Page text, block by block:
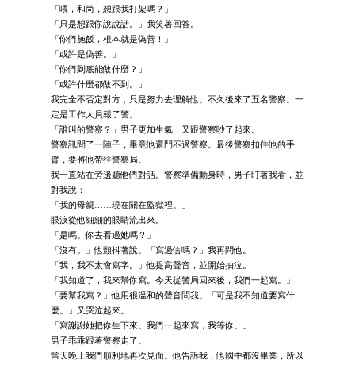
「喂，和尚，想跟我打架嗎？」
「只是想跟你說說話。」我笑著回答。
「你們施飯，根本就是偽善！」
「或許是偽善。」
「你們到底能做什麼？」
「或許什麼都做不到。」
我完全不否定對方，只是努力去理解他。不久後來了五名警察。一
定是工作人員報了警。
「誰叫的警察？」男子更加生氣，又跟警察吵了起來。
警察訊問了一陣子，畢竟他還鬥不過警察。最後警察扣住他的手
臂，要將他帶往警察局。
我一直站在旁邊聽他們對話。警察準備動身時，男子盯著我看，並
對我說：
「我的母親……現在關在監獄裡。」
眼淚從他細細的眼睛流出來。
「是嗎。你去看過她嗎？」
「沒有。」他顫抖著說。「寫過信嗎？」我再問他。
「我，我不太會寫字。」他提高聲音，並開始抽泣。
「我知道了，我來幫你寫。今天從警局回來後，我們一起寫。」
「要幫我寫？」他用很溫和的聲音問我。「可是我不知道要寫什
麼。」又哭泣起來。
「寫謝謝她把你生下來。我們一起來寫，我等你。」
男子乖乖跟著警察走了。
當天晚上我們順利地再次見面。他告訴我，他國中都沒畢業，所以